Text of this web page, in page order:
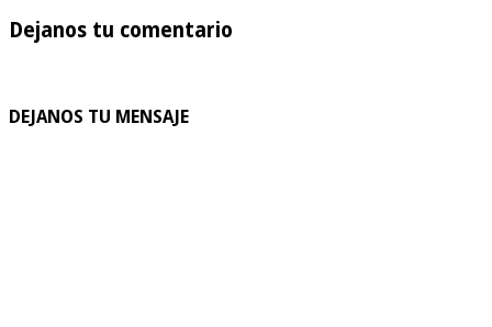
Dejanos tu comentario
DEJANOS TU MENSAJE